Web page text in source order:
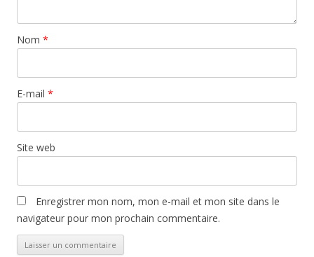
Nom *
E-mail *
Site web
Enregistrer mon nom, mon e-mail et mon site dans le
navigateur pour mon prochain commentaire.